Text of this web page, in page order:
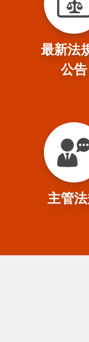
最新法
公告
主管